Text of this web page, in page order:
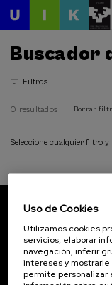
Buscador
Filtros
0 resultados Borrar
Seleccione cualquier filtro
Inscríbete para ser el
novedades de UIK.
Uso de Cookies
Utilizamos cookies
servicios, elaborar
navegación, inferir
intereses y mostrarle
permite